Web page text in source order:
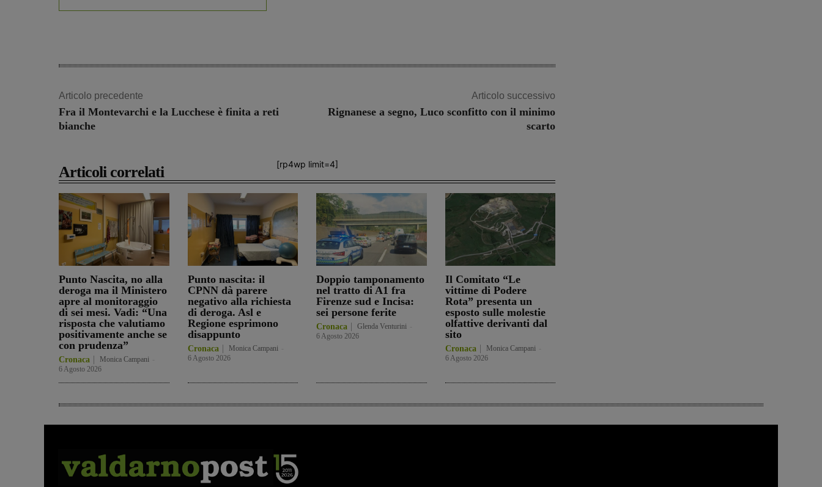
Articolo precedente
Fra il Montevarchi e la Lucchese è finita a reti
bianche
Articolo successivo
Rignanese a segno, Luco sconfitto con il minimo
scarto
[rp4wp limit=4]
Articoli correlati
Punto Nascita, no alla
deroga ma il Ministero
apre al monitoraggio
di sei mesi. Vadi: “Una
risposta che valutiamo
positivamente anche se
con prudenza”
Cronaca Monica Campani
6 Agosto 2026
Punto nascita: il
CPNN dà parere
negativo alla richiesta
di deroga. Asl e
Regione esprimono
disappunto
Cronaca Monica Campani
6 Agosto 2026
Doppio tamponamento
nel tratto di A1 fra
Firenze sud e Incisa:
sei persone ferite
Cronaca Glenda Venturini
6 Agosto 2026
Il Comitato “Le
vittime di Podere
Rota” presenta un
esposto sulle molestie
olfattive derivanti dal
sito
Cronaca Monica Campani
6 Agosto 2026